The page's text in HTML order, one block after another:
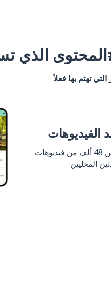
الذي
تهتم بها فعلاً
الفيديوهات
أكثر من 48 ألف من فيديوهات
المحليين